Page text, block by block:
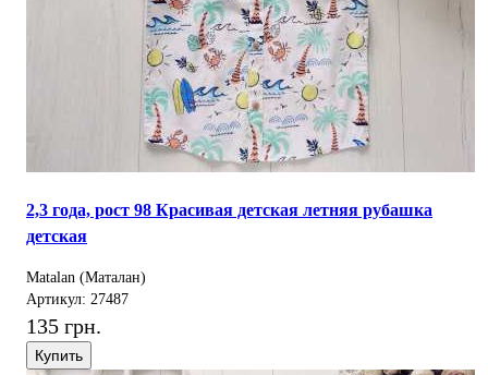
2,3 года, рост 98 Красивая детская летняя рубашка
детская
Matalan (Маталан)
Артикул: 27487
135 грн.
Купить